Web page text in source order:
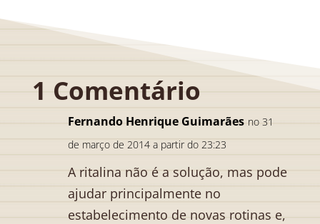
1 Comentário
Fernando Henrique Guimarães no 31
de março de 2014 a partir do 23:23
A ritalina não é a solução, mas pode
ajudar principalmente no
estabelecimento de novas rotinas e,